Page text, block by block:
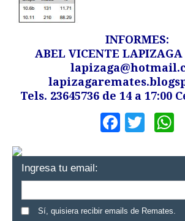
INFORMES:
ABEL VICENTE LAPIZAGA
Tels. 23645736 de 14 a 17:00
Ingresa tu email:
Sí, quisiera recibir emails de Remates.